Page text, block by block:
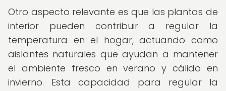
Otro aspecto relevante es que las plantas de
interior pueden contribuir a regular la
temperatura en el hogar, actuando como
aislantes naturales que ayudan a mantener
el ambiente fresco en verano y cálido en
invierno. Esta capacidad para regular la